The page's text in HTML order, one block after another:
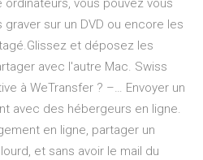
vous pouvez vous
graver sur un DVD ou encore les
et déposez les
avec l'autre Mac. Swiss
à WeTransfer ? –… Envoyer un
avec des hébergeurs en ligne.
en ligne, partager un
et sans avoir le mail du